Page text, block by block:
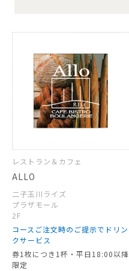
レストラン＆カフェ
ALLO
二子玉川ライズ
プラザモール
2F
コースご注文時のご提示でドリン
クサービス
券1枚につき1杯・平日18:00以降
限定